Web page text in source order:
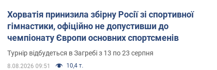
Хорватія принизила збірну Росії зі спортивної
гімнастики, офіційно не допустивши до
чемпіонату Європи основних спортсменів
Турнір відбудеться в Загребі з 13 по 23 серпня
8.08.2026 09:51 10,4 т.